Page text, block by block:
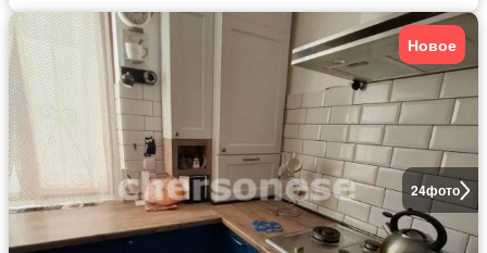
24фото
Новое